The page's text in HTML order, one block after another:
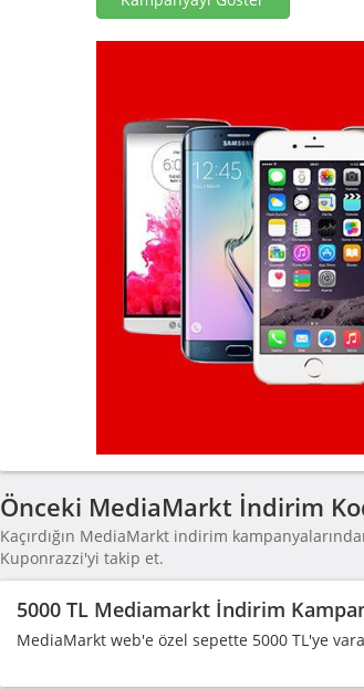
Önceki MediaMarkt İndirim
Kaçırdığın MediaMarkt indirim
Kuponrazzi'yi takip et.
5000 TL Mediamarkt İndirim
MediaMarkt web'e özel sepette 5000 TL'ye